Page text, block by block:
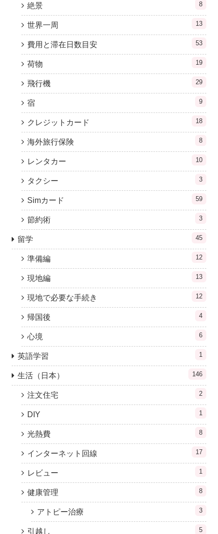
絶景 8
世界一周 13
費用と滞在日数目安 53
荷物 19
飛行機 29
宿 9
クレジットカード 18
海外旅行保険 8
レンタカー 10
タクシー 3
Simカード 59
節約術 3
留学 45
準備編 12
現地編 13
現地で必要な手続き 12
帰国後 4
心境 6
英語学習 1
生活（日本） 146
注文住宅 2
DIY 1
光熱費 8
インターネット回線 17
レビュー 1
健康管理 8
アトピー治療 3
引越し 5